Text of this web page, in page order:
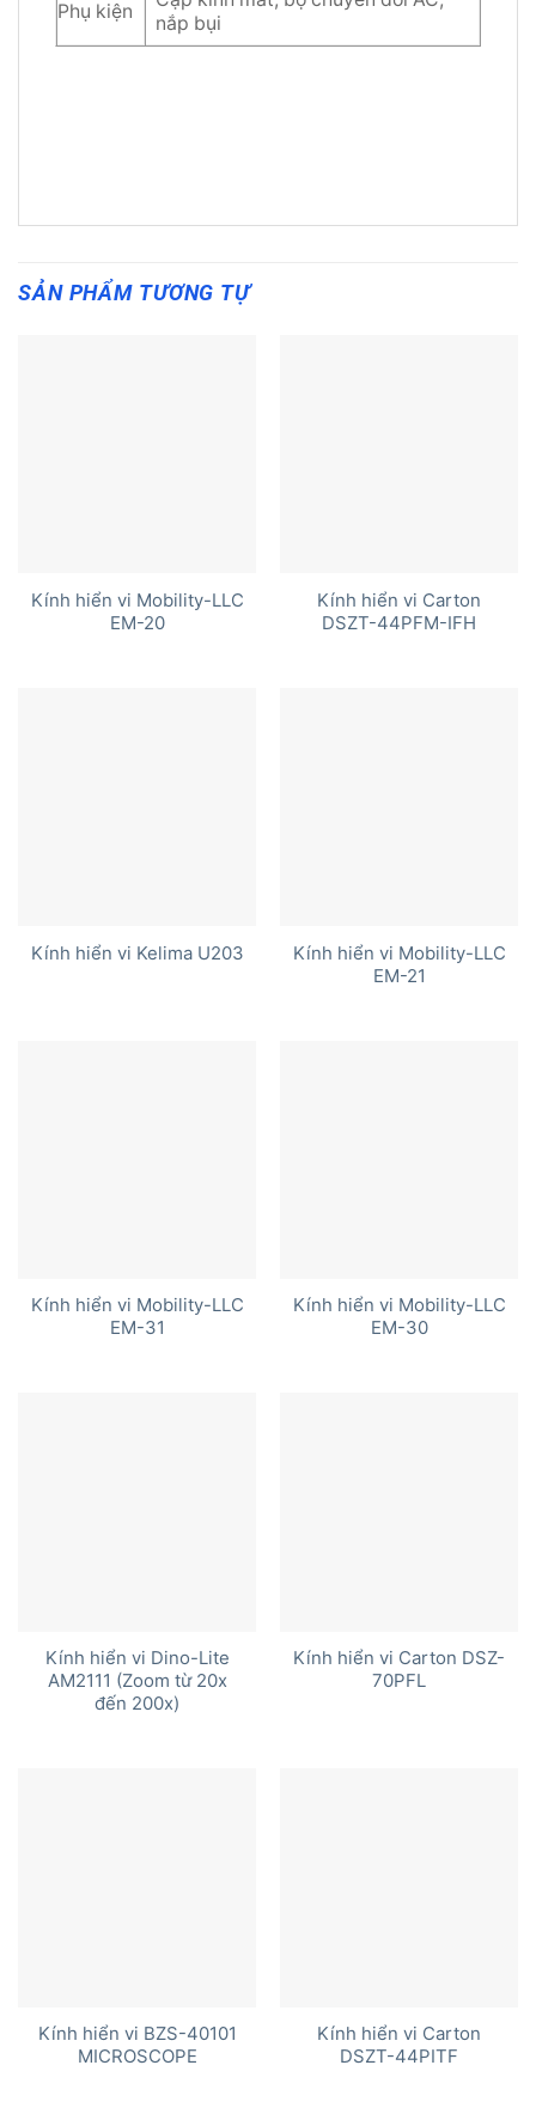
Phụ kiện
nắp bụi
SẢN PHẨM TƯƠNG TỰ
Kính hiển vi Mobility-LLC
EM-20
Kính hiển vi Carton
DSZT-44PFM-IFH
Kính hiển vi Kelima U203
Kính hiển vi Mobility-LLC
EM-21
Kính hiển vi Mobility-LLC
EM-31
Kính hiển vi Mobility-LLC
EM-30
Kính hiển vi Dino-Lite
AM2111 (Zoom từ 20x
đến 200x)
Kính hiển vi Carton DSZ-
70PFL
Kính hiển vi BZS-40101
MICROSCOPE
Kính hiển vi Carton
DSZT-44PITF